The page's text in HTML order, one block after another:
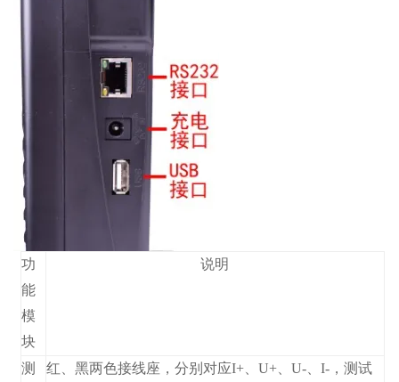
功
能
模
块
说明
测
红、黑两色接线座，分别对应I+、U+、U-、I-，测试